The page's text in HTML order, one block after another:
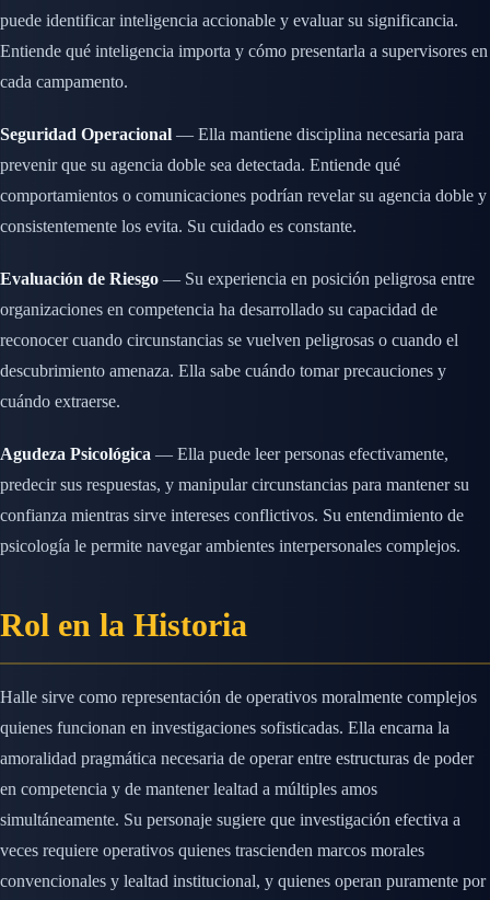
puede identificar inteligencia accionable y evaluar su significancia.
Entiende qué inteligencia importa y cómo presentarla a supervisores en
cada campamento.
Seguridad Operacional — Ella mantiene disciplina necesaria para
prevenir que su agencia doble sea detectada. Entiende qué
comportamientos o comunicaciones podrían revelar su agencia doble y
consistentemente los evita. Su cuidado es constante.
Evaluación de Riesgo — Su experiencia en posición peligrosa entre
organizaciones en competencia ha desarrollado su capacidad de
reconocer cuando circunstancias se vuelven peligrosas o cuando el
descubrimiento amenaza. Ella sabe cuándo tomar precauciones y
cuándo extraerse.
Agudeza Psicológica — Ella puede leer personas efectivamente,
predecir sus respuestas, y manipular circunstancias para mantener su
confianza mientras sirve intereses conflictivos. Su entendimiento de
psicología le permite navegar ambientes interpersonales complejos.
Rol en la Historia
Halle sirve como representación de operativos moralmente complejos
quienes funcionan en investigaciones sofisticadas. Ella encarna la
amoralidad pragmática necesaria de operar entre estructuras de poder
en competencia y de mantener lealtad a múltiples amos
simultáneamente. Su personaje sugiere que investigación efectiva a
veces requiere operativos quienes trascienden marcos morales
convencionales y lealtad institucional, y quienes operan puramente por